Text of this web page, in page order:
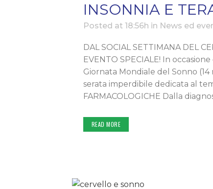
INSONNIA E
Posted at 18:56h in News ed
DAL SOCIAL SETTIMANA DEL
EVENTO SPECIALE! In
Giornata Mondiale del Sonno
serata imperdibile dedicata al
FARMACOLOGICHE Dalla
READ MORE